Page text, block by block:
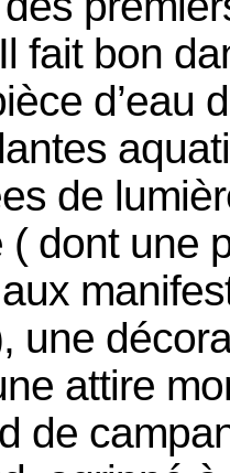
fait bon
d’eau
de
( dont une
une
attire
de